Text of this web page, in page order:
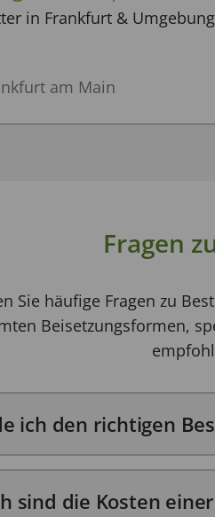
in Frankfurt & Umgebung
am Main
Fragen
Sie häufige Fragen zu
Beisetzungsformen,
ich den richtigen
in Frankfurt zurückgreifen.
sind die Kosten